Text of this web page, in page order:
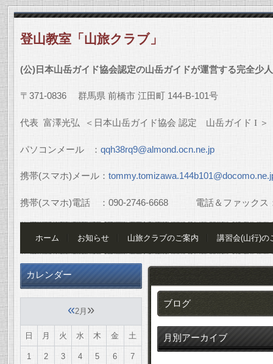
登山教室「山旅クラブ」
(公)日本山岳ガイド協会認定の山岳ガイドが運営する完全少
〒 371-0836 群馬県 前橋市 江田町 144-B-101号
代表 富澤光弘 ＜日本山岳ガイド協会 認定 山岳ガイド I ＞
パソコンメール ： qqh38rq9@almond.ocn.ne.jp
携帯(スマホ)メール：
携帯(スマホ)電話 ： 090-2746-6668電話＆ファックス
ホーム お知らせ 山旅クラブのご案内 講習会(山行)の
ブログ
月別アーカイブ
カレンダー
«2月 »
日 月 火 水 木 金 土
1 2 3 4 5 6 7